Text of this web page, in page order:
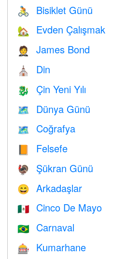
🚴 Bisiklet Günü
🏡 Evden Çalışmak
🤵 James Bond
⛪️ Din
🐉 Çin Yeni Yılı
🗺️ Dünya Günü
🗺 Coğrafya
📙 Felsefe
🦃 Şükran Günü
😄 Arkadaşlar
🇲🇽 Cinco De Mayo
🇧🇷 Carnaval
🎰 Kumarhane